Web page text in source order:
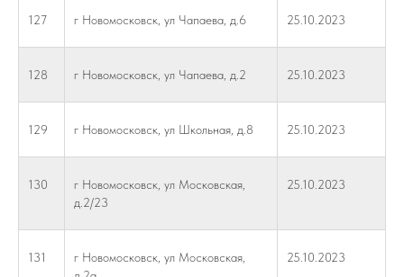
127 г Новомосковск, ул Чапаева, д.6 25.10.2023
128 г Новомосковск, ул Чапаева, д.2 25.10.2023
129 г Новомосковск, ул Школьная, д.8 25.10.2023
130
г Новомосковск, ул Московская,
д.2/23
25.10.2023
131
г Новомосковск, ул Московская,
25.10.2023